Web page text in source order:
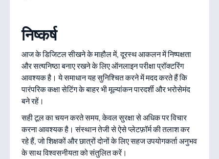
निष्कर्ष
आज के डिजिटल सीखने के माहौल में, दूरस्थ आकलन में निष्पक्षता
और सत्यनिष्ठा बनाए रखने के लिए ऑनलाइन परीक्षा प्रॉक्टरिंग
आवश्यक है। ये समाधान यह सुनिश्चित करने में मदद करते हैं कि
पारंपरिक कक्षा सेटिंग के बाहर भी मूल्यांकन पारदर्शी और भरोसेमंद
बने रहें।
सही टूल का चयन करते समय, केवल सुरक्षा से अधिक पर विचार
करना आवश्यक है। संस्थान तेजी से ऐसे प्लेटफ़ॉर्म की तलाश कर
रहे हैं, जो शिक्षकों और छात्रों दोनों के लिए सहज उपयोगकर्ता अनुभव
के साथ विश्वसनीयता को संतुलित करें।